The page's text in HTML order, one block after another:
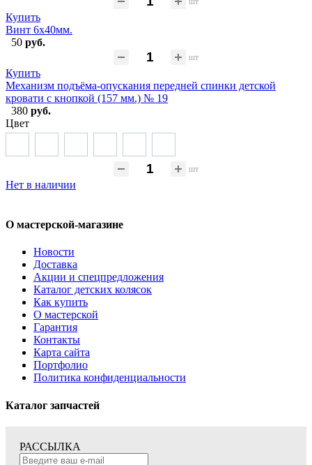
Купить
Винт 6х40мм.
50 руб.
шт
Купить
Механизм подъёма-опускания передней спинки детской
кровати с кнопкой (157 мм.) № 19
380 руб.
Цвет
шт
Нет в наличии
О мастерской-магазине
Новости
Доставка
Акции и спецпредложения
Каталог детских колясок
Как купить
О мастерской
Гарантия
Контакты
Карта сайта
Портфолио
Политика конфиденциальности
Каталог запчастей
РАССЫЛКА